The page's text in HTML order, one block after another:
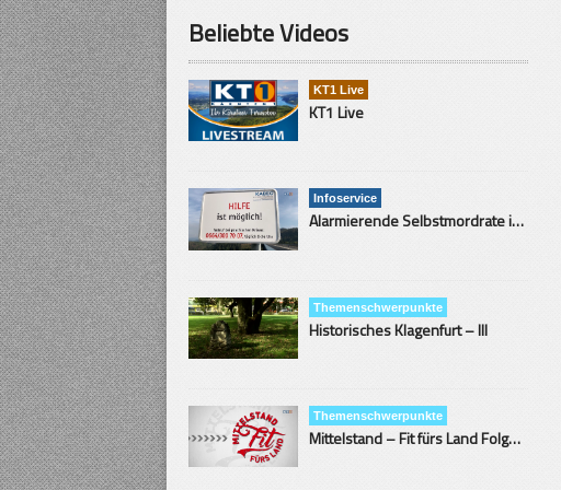
Beliebte Videos
KT1 Live
KT1 Live
Infoservice
Alarmierende Selbstmordrate in Kärnten
Themenschwerpunkte
Historisches Klagenfurt – III
Themenschwerpunkte
Mittelstand – Fit fürs Land Folge 9- Konditor